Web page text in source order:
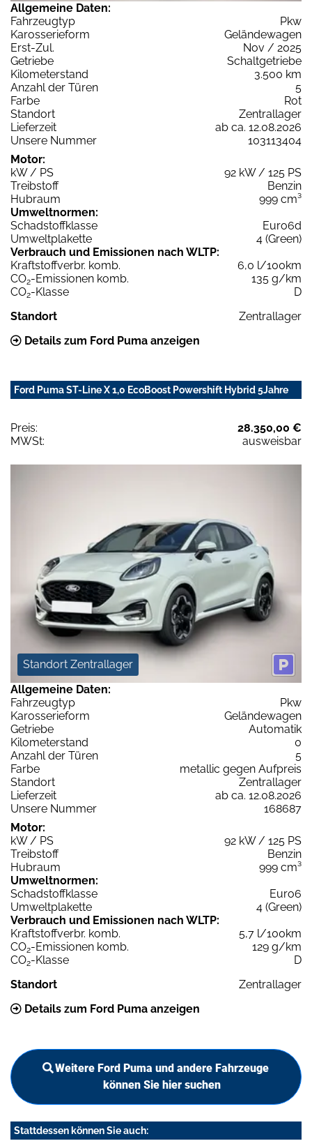
Allgemeine Daten:
Fahrzeugtyp
Pkw
Karosserieform
Geländewagen
Erst-Zul.
Nov / 2025
Getriebe
Schaltgetriebe
Kilometerstand
3.500 km
Anzahl der Türen
5
Farbe
Rot
Standort
Zentrallager
Lieferzeit
ab ca. 12.08.2026
Unsere Nummer
103113404
Motor:
kW / PS
92 kW / 125 PS
Treibstoff
Benzin
Hubraum
999 cm³
Umweltnormen:
Schadstoffklasse
Euro6d
Umweltplakette
4 (Green)
Verbrauch und Emissionen nach WLTP:
Kraftstoffverbr. komb.
6,0 l/100km
CO2-Emissionen komb.
135 g/km
CO2-Klasse
D
Standort
Zentrallager
Details zum Ford Puma anzeigen
Ford Puma ST-Line X 1,0 EcoBoost Powershift Hybrid 5Jahre
Preis:
28.350,00 €
MWSt:
ausweisbar
Standort Zentrallager
Allgemeine Daten:
Fahrzeugtyp
Pkw
Karosserieform
Geländewagen
Getriebe
Automatik
Kilometerstand
0
Anzahl der Türen
5
Farbe
metallic gegen Aufpreis
Standort
Zentrallager
Lieferzeit
ab ca. 12.08.2026
Unsere Nummer
168687
Motor:
kW / PS
92 kW / 125 PS
Treibstoff
Benzin
Hubraum
999 cm³
Umweltnormen:
Schadstoffklasse
Euro6
Umweltplakette
4 (Green)
Verbrauch und Emissionen nach WLTP:
Kraftstoffverbr. komb.
5,7 l/100km
CO2-Emissionen komb.
129 g/km
CO2-Klasse
D
Standort
Zentrallager
Details zum Ford Puma anzeigen
Weitere Ford Puma und andere Fahrzeuge
können Sie hier suchen
Stattdessen können Sie auch: